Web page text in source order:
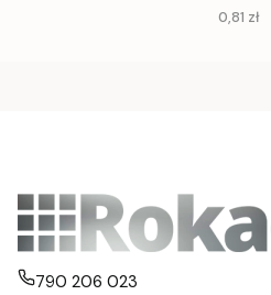
Cena
0,81 zł
790 206 023